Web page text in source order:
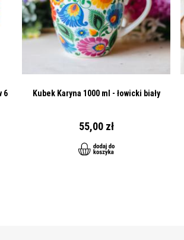
6
Kubek Karyna 1000 ml - łowicki biały
55,00 zł